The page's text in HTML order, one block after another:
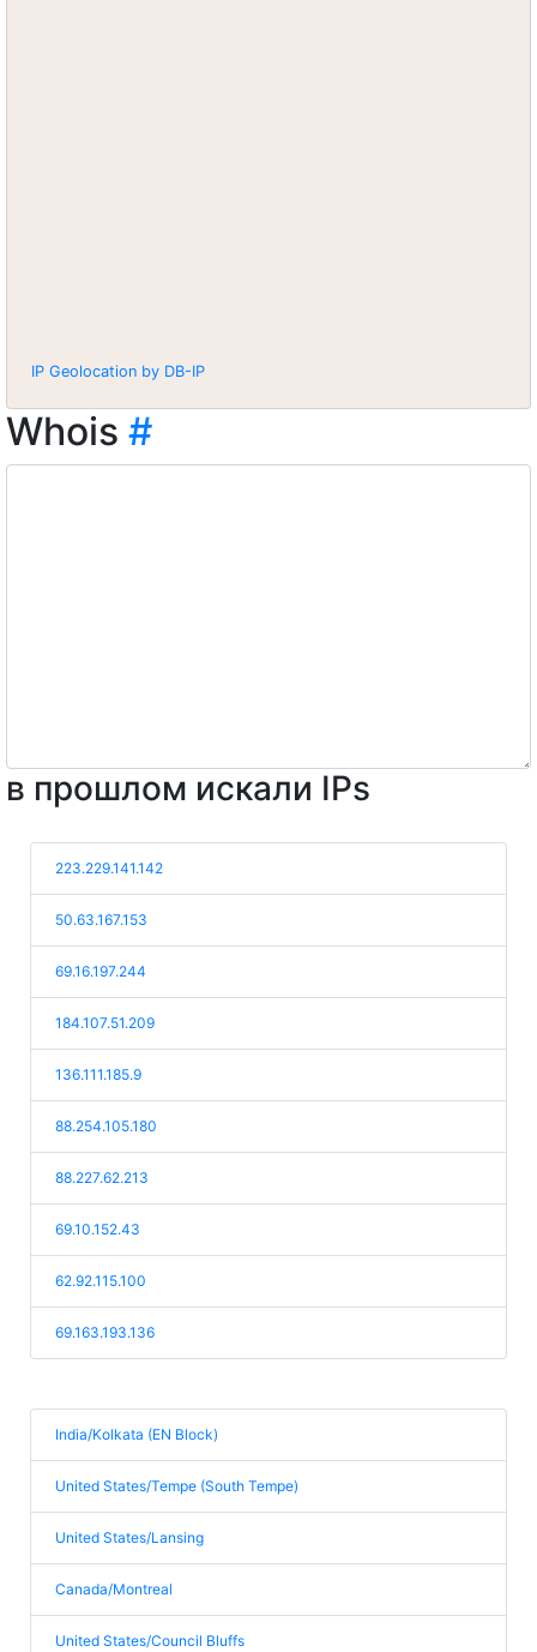
IP Geolocation by DB-IP
Whois #
в прошлом искали IPs
223.229.141.142
50.63.167.153
69.16.197.244
184.107.51.209
136.111.185.9
88.254.105.180
88.227.62.213
69.10.152.43
62.92.115.100
69.163.193.136
India/Kolkata (EN Block)
United States/Tempe (South Tempe)
United States/Lansing
Canada/Montreal
United States/Council Bluffs